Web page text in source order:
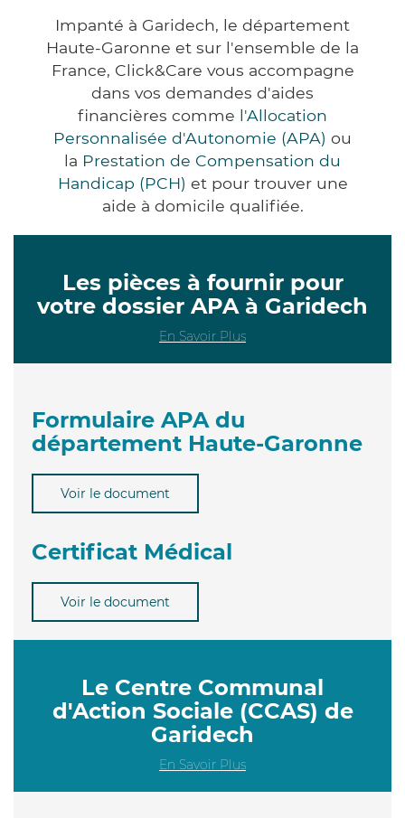
Impanté à Garidech, le département
Haute-Garonne et sur l'ensemble de la
France, Click&Care vous accompagne
dans vos demandes d'aides
financières comme l'Allocation
Personnalisée d'Autonomie (APA) ou
la Prestation de Compensation du
Handicap (PCH) et pour trouver une
aide à domicile qualifiée.
Les pièces à fournir pour
votre dossier APA à Garidech
En Savoir Plus
Formulaire APA du
département Haute-Garonne
Voir le document
Certificat Médical
Voir le document
Le Centre Communal
d'Action Sociale (CCAS) de
Garidech
En Savoir Plus